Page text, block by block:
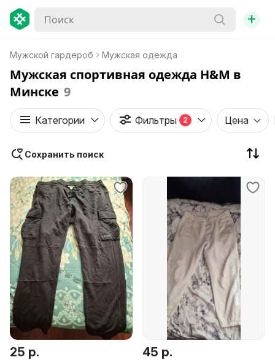
+
Мужской гардероб Мужская одежда
Мужская спортивная одежда H&M в
Минске 9
Категории Фильтры 2 Цена
Сохранить поиск
25 р. 45 р.